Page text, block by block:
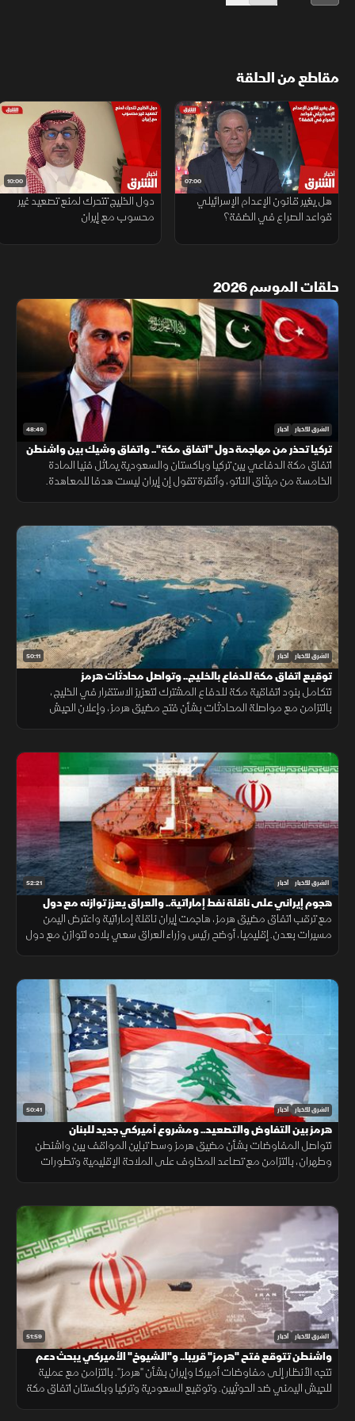
مقاطع من الحلقة
07:00
هل يغير قانون الإعدام الإسرائيلي
قواعد الصراع في الضفة؟
10:00
دول الخليج تتحرك لمنع تصعيد غير
محسوب مع إيران
حلقات الموسم 2026
48:49 الشرق للأخبار أخبار
تركيا تحذر من مهاجمة دول "اتفاق مكة".. واتفاق وشيك بين واشنطن
وطهران
اتفاق مكة الدفاعي بين تركيا وباكستان والسعودية يماثل فنيا المادة
الخامسة من ميثاق الناتو، وأنقرة تقول إن إيران ليست هدفا للمعاهدة.
50:11 الشرق للأخبار أخبار
توقيع اتفاق مكة للدفاع بالخليج.. وتواصل محادثات هرمز
تتكامل بنود اتفاقية مكة للدفاع المشترك لتعزيز الاستقرار في الخليج،
بالتزامن مع مواصلة المحادثات بشأن فتح مضيق هرمز، وإعلان الجيش
52:21 الشرق للأخبار أخبار
هجوم إيراني على ناقلة نفط إماراتية.. والعراق يعزز توازنه مع دول
الجوار
مع ترقب اتفاق مضيق هرمز، هاجمت إيران ناقلة إماراتية واعترض اليمن
مسيرات بعدن. إقليميا، أوضح رئيس وزراء العراق سعي بلاده لتوازن مع دول
50:41 الشرق للأخبار أخبار
هرمز بين التفاوض والتصعيد.. ومشروع أميركي جديد للبنان
تتواصل المفاوضات بشأن مضيق هرمز وسط تباين المواقف بين واشنطن
وطهران، بالتزامن مع تصاعد المخاوف على الملاحة الإقليمية وتطورات
51:59 الشرق للأخبار أخبار
واشنطن تتوقع فتح "هرمز" قريبا.. و"الشيوخ" الأميركي يبحث دعم
لبنان
تتجه الأنظار إلى مفاوضات أميركا وإيران بشأن "هرمز". بالتزامن مع عملية
للجيش اليمني ضد الحوثيين. وتوقيع السعودية وتركيا وباكستان اتفاق مكة